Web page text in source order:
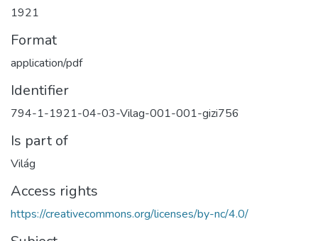
1921
Format
application/pdf
Identifier
794-1-1921-04-03-Vilag-001-001-gizi756
Is part of
Világ
Access rights
https://creativecommons.org/licenses/by-nc/4.0/